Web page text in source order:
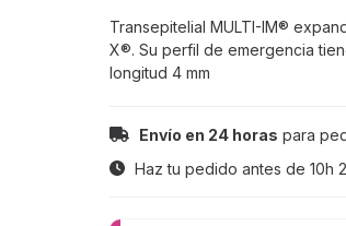
Transepitelial MULTI-IM®
X®. Su perfil de emergencia
longitud 4 mm
Envío en 24 horas para
Haz tu pedido antes de 10h